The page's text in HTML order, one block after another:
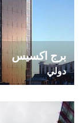
برج اكسيس
دولي